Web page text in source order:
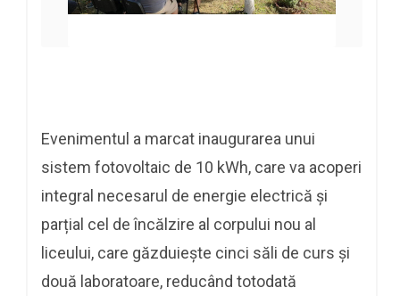
Evenimentul a marcat inaugurarea unui
sistem fotovoltaic de 10 kWh, care va acoperi
integral necesarul de energie electrică și
parțial cel de încălzire al corpului nou al
liceului, care găzduiește cinci săli de curs și
două laboratoare, reducând totodată